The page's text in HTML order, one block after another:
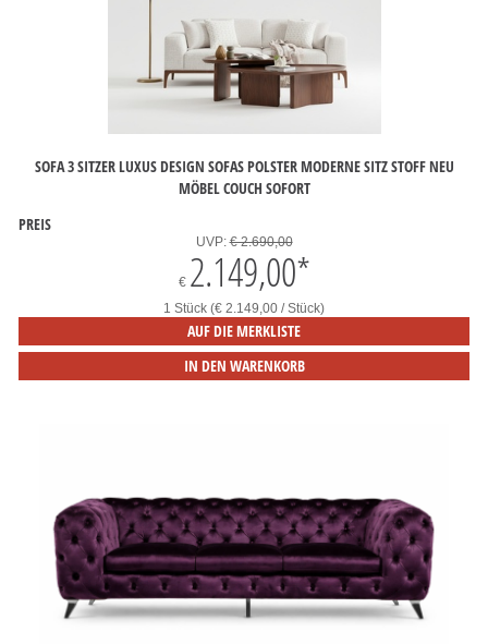
SOFA 3 SITZER LUXUS DESIGN SOFAS POLSTER MODERNE SITZ STOFF NEU
MÖBEL COUCH SOFORT
PREIS
UVP:€ 2.690,00
€ 2.149,00*
1 Stück (€ 2.149,00 / Stück)
AUF DIE MERKLISTE
IN DEN WARENKORB